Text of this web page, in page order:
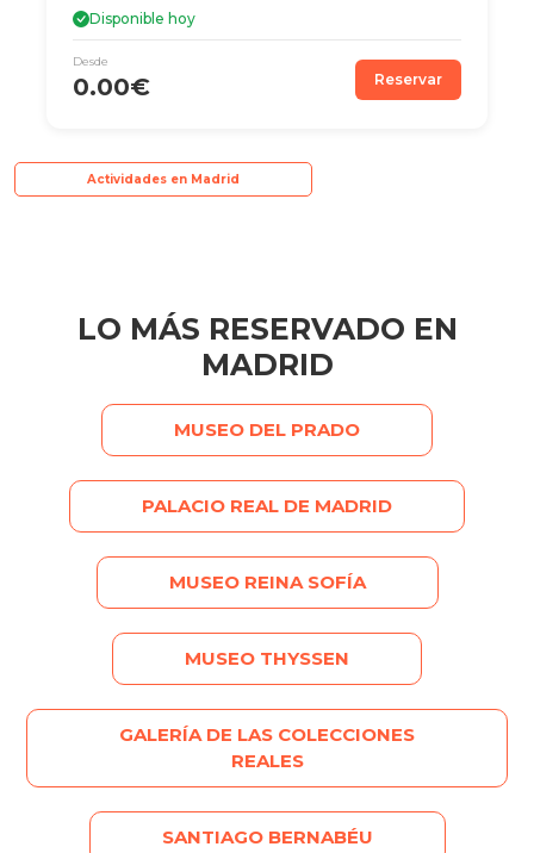
Disponible hoy
Desde
0.00€ Reservar
Actividades en Madrid
LO MÁS RESERVADO EN
MADRID
MUSEO DEL PRADO
PALACIO REAL DE MADRID
MUSEO REINA SOFÍA
MUSEO THYSSEN
GALERÍA DE LAS COLECCIONES
REALES
SANTIAGO BERNABÉU